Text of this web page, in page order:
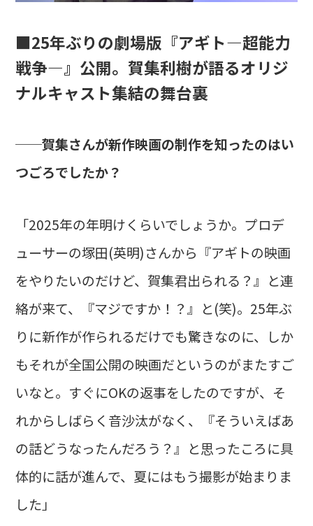
■25年ぶりの劇場版『アギト―超能力
戦争―』公開。賀集利樹が語るオリジ
ナルキャスト集結の舞台裏
──賀集さんが新作映画の制作を知ったのはい
つごろでしたか？
「2025年の年明けくらいでしょうか。プロデ
ューサーの塚田(英明)さんから『アギトの映画
をやりたいのだけど、賀集君出られる？』と連
絡が来て、『マジですか！？』と(笑)。25年ぶ
りに新作が作られるだけでも驚きなのに、しか
もそれが全国公開の映画だというのがまたすご
いなと。すぐにOKの返事をしたのですが、そ
れからしばらく音沙汰がなく、『そういえばあ
の話どうなったんだろう？』と思ったころに具
体的に話が進んで、夏にはもう撮影が始まりま
した」